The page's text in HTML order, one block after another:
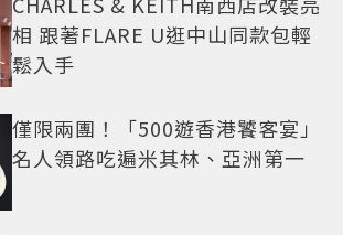
相 跟著FLARE U逛中山同款包輕
鬆入手
僅限兩團！「500遊香港饕客宴」
名人領路吃遍米其林、亞洲第一